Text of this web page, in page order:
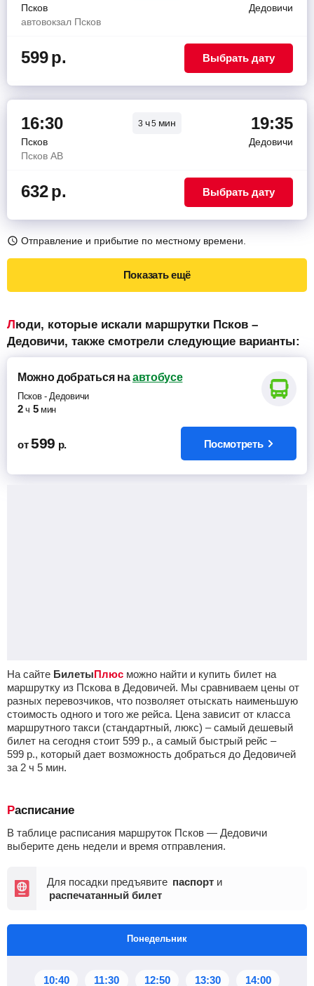
Псков
Дедовичи
автовокзал Псков
599р. Выбрать дату
16:30 3 ч5 мин 19:35
Псков
Дедовичи
Псков АВ
632р. Выбрать дату
Отправление и прибытие по местному времени.
Показать ещё
Люди, которые искали маршрутки Псков –
Дедовичи, также смотрели следующие варианты:
Можно добратьсяна автобусе
Псков-Дедовичи
2 ч 5 мин
от 599 р. Посмотреть
На сайте БилетыПлюс можно найти и купить билет на
маршрутку из Пскова в Дедовичей. Мы сравниваем цены от
разных перевозчиков, что позволяет отыскать наименьшую
стоимость одного и того же рейса. Цена зависит от класса
маршрутного такси (стандартный, люкс) – самый дешевый
билет на сегодня стоит 599 р., а самый быстрый рейс –
599 р., который дает возможность добраться до Дедовичей
за 2 ч 5 мин.
Расписание
В таблице расписания маршруток Псков — Дедовичи
выберите день недели и время отправления.
Для посадки предъявите паспорт и
распечатанный билет
Понедельник
10:40 11:30 12:50 13:30 14:00